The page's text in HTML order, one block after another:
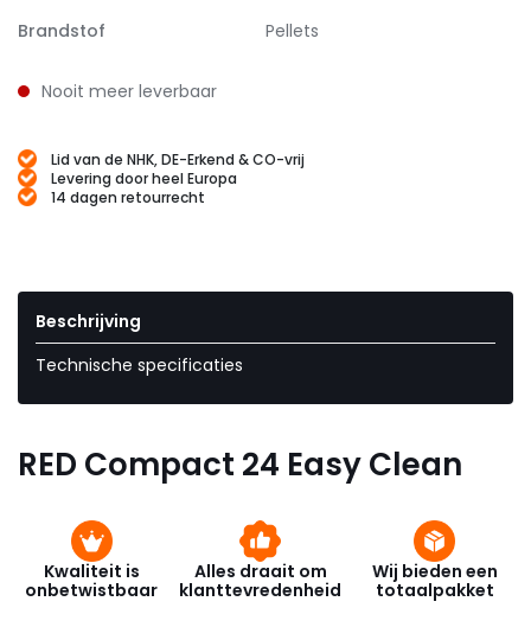
Brandstof Pellets
Nooit meer leverbaar
Lid van de NHK, DE-Erkend & CO-vrij
Levering door heel Europa
14 dagen retourrecht
Beschrijving
Technische specificaties
RED Compact 24 Easy Clean
Kwaliteit is
onbetwistbaar
Alles draait om
klanttevredenheid
Wij bieden een
totaalpakket